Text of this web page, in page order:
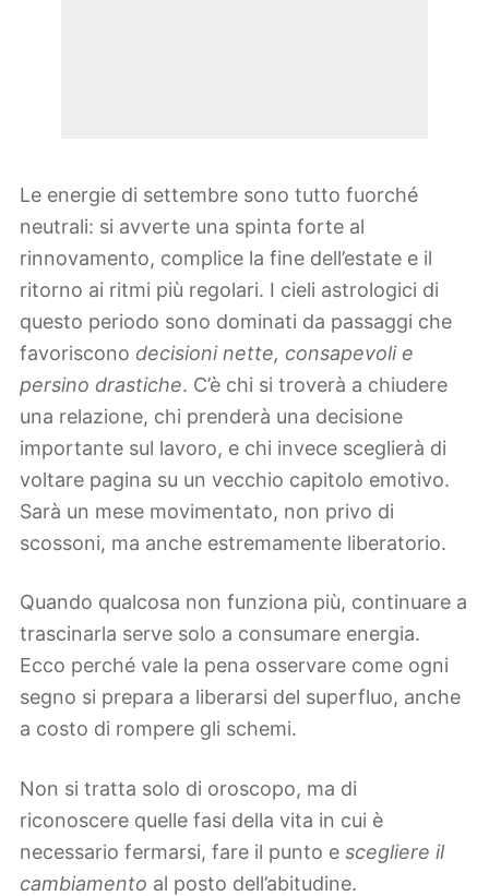
Le energie di settembre sono tutto fuorché
neutrali: si avverte una spinta forte al
rinnovamento, complice la fine dell’estate e il
ritorno ai ritmi più regolari. I cieli astrologici di
questo periodo sono dominati da passaggi che
favoriscono decisioni nette, consapevoli e
persino drastiche. C’è chi si troverà a chiudere
una relazione, chi prenderà una decisione
importante sul lavoro, e chi invece sceglierà di
voltare pagina su un vecchio capitolo emotivo.
Sarà un mese movimentato, non privo di
scossoni, ma anche estremamente liberatorio.
Quando qualcosa non funziona più, continuare a
trascinarla serve solo a consumare energia.
Ecco perché vale la pena osservare come ogni
segno si prepara a liberarsi del superfluo, anche
a costo di rompere gli schemi.
Non si tratta solo di oroscopo, ma di
riconoscere quelle fasi della vita in cui è
necessario fermarsi, fare il punto e scegliere il
cambiamento al posto dell’abitudine.